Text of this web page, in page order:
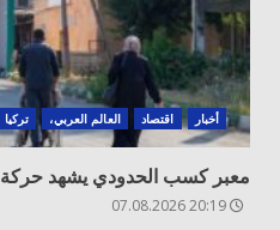
أخبار اقتصاد العالم العربي، تركيا
معبر كسب الحدودي يشهد حركة